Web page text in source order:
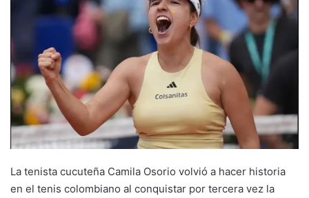
La tenista cucuteña Camila Osorio volvió a hacer historia
en el tenis colombiano al conquistar por tercera vez la